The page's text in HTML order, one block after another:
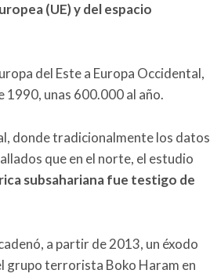
(UE) y del espacio
del Este a Europa Occidental,
1990, unas 600.000 al año.
donde tradicionalmente los datos
que en el norte, el estudio
subsahariana fue testigo de
a partir de 2013, un éxodo
grupo terrorista Boko Haram en